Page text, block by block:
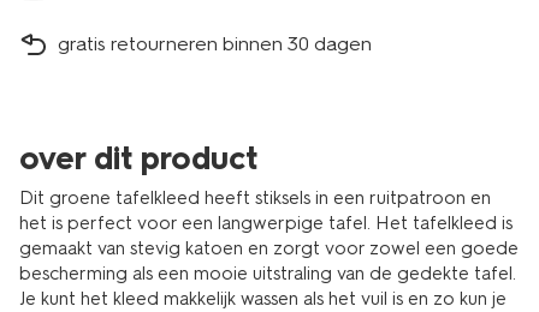
gratis retourneren binnen 30 dagen
over dit product
Dit groene tafelkleed heeft stiksels in een ruitpatroon en
het is perfect voor een langwerpige tafel. Het tafelkleed is
gemaakt van stevig katoen en zorgt voor zowel een goede
bescherming als een mooie uitstraling van de gedekte tafel.
Je kunt het kleed makkelijk wassen als het vuil is en zo kun je